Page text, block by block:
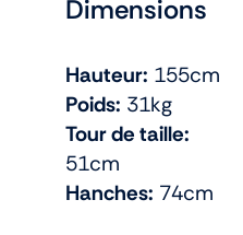
Dimensions
Hauteur: 155cm
Poids: 31kg
Tour de taille:
51cm
Hanches: 74cm